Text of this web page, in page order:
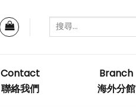
Contact
聯絡我們
Branch
海外分館